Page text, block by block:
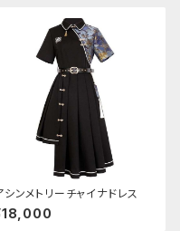
シンメトリーチャイナドレス